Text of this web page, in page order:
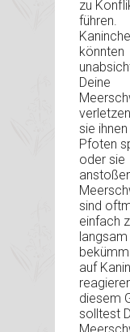
zu
führen.
könnten
Deine
sie
Pfoten
oder sie
sind
einfach
auf
diesem
solltest